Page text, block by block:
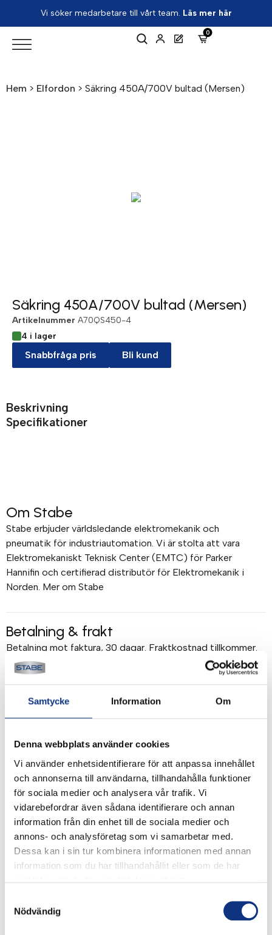
Samtycke Information Om
Denna webbplats använder cookies
Vi använder enhetsidentifierare för att anpassa innehållet
och annonserna till användarna, tillhandahålla funktioner
för sociala medier och analysera vår trafik. Vi
vidarebefordrar även sådana identifierare och annan
information från din enhet till de sociala medier och
annons- och analysföretag som vi samarbetar med.
Dessa kan i sin tur kombinera informationen med annan
information som du har tillhandahållit eller som de har
Nödvändig
Vi söker medarbetare till vårt team. Läs mer här
0
Hem > Elfordon > Säkring 450A/700V bultad (Mersen)
Säkring 450A/700V bultad (Mersen)
Artikelnummer A70QS450-4
4 i lager
Snabbfråga pris Bli kund
Beskrivning
Specifikationer
Om Stabe
Stabe erbjuder världsledande elektromekanik och
pneumatik för industriautomation. Vi är stolta att vara
Elektromekaniskt Teknisk Center (EMTC) för Parker
Hannifin och certifierad distributör för Elektromekanik i
Norden. Mer om Stabe
Betalning & frakt
Betalning mot faktura, 30 dagar. Fraktkostnad tillkommer.
Alla priser visas i SEK. Stabe innehar AAA-kreditvärdighet.
Köpvillkor
Stabes nyhetsbrev